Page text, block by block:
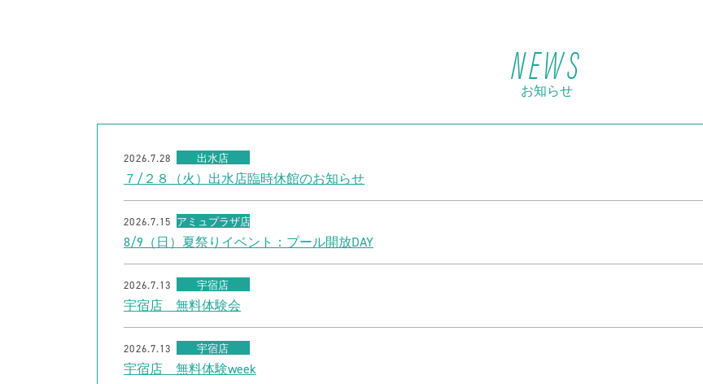
NEWS
お知らせ
2026.7.28 出水店
７/２８（火）出水店臨時休館のお知らせ
2026.7.15 アミュプラザ店
8/9（日）夏祭りイベント：プール開放DAY
2026.7.13 宇宿店
宇宿店 無料体験会
2026.7.13 宇宿店
宇宿店 無料体験week